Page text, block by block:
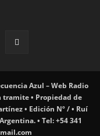
Azul – Web Radio
• Propiedad de
• Edición Nº / • Ruí
• Tel: +54 341